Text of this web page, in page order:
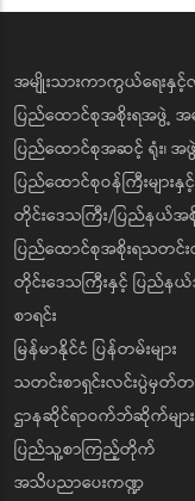
အမျိုးသားကာကွယ်ရေးနှင့်
ပြည်ထောင်စုအစိုးရအဖွဲ့ အ
ပြည်ထောင်စုအဆင့် ရုံး၊ အ
ပြည်ထောင်စုဝန်ကြီးများနှ
တိုင်းဒေသကြီး/ပြည်နယ်အ
ပြည်ထောင်စုအစိုးရသတင်
တိုင်းဒေသကြီးနှင့် ပြည်နယ်
စာရင်း
မြန်မာနိုင်ငံ ပြန်တမ်းများ
သတင်းစာရှင်းလင်းပွဲမှတ်တမ်
ဌာနဆိုင်ရာဝက်ဘ်ဆိုက်များ
ပြည်သူ့စာကြည့်တိုက်
အသိပညာပေးကဏ္ဍ